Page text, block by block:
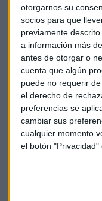
otorgarnos su
socios para que
previamente
a información más
antes de otorgar o
cuenta que algún
puede no requerir
el derecho de
preferencias se
cambiar sus
cualquier momento
el botón "Privacidad"
Equipo